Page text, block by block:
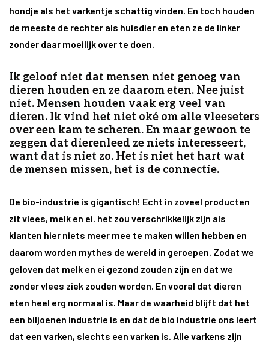
hondje als het varkentje schattig vinden. En toch houden
de meeste de rechter als huisdier en eten ze de linker
zonder daar moeilijk over te doen.
Ik geloof niet dat mensen niet genoeg van
dieren houden en ze daarom eten. Nee juist
niet. Mensen houden vaak erg veel van
dieren. Ik vind het niet oké om alle vleeseters
over een kam te scheren. En maar gewoon te
zeggen dat dierenleed ze niets interesseert,
want dat is niet zo. Het is niet het hart wat
de mensen missen, het is de connectie.
De bio-industrie is gigantisch! Echt in zoveel producten
zit vlees, melk en ei. het zou verschrikkelijk zijn als
klanten hier niets meer mee te maken willen hebben en
daarom worden mythes de wereld in geroepen. Zodat we
geloven dat melk en ei gezond zouden zijn en dat we
zonder vlees ziek zouden worden. En vooral dat dieren
eten heel erg normaal is. Maar de waarheid blijft dat het
een biljoenen industrie is en dat de bio industrie ons leert
dat een varken, slechts een varken is. Alle varkens zijn